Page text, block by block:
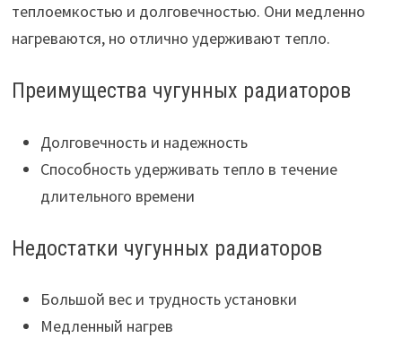
теплоемкостью и долговечностью. Они медленно
нагреваются, но отлично удерживают тепло.
Преимущества чугунных радиаторов
Долговечность и надежность
Способность удерживать тепло в течение
длительного времени
Недостатки чугунных радиаторов
Большой вес и трудность установки
Медленный нагрев